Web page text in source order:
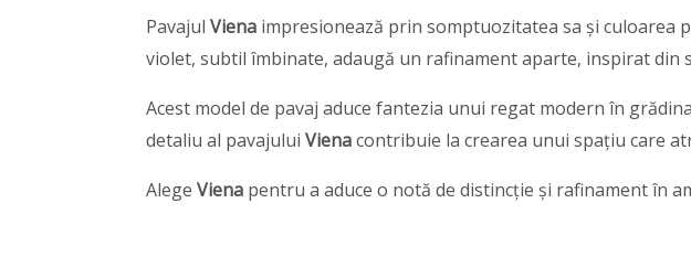
Pavajul Viena impresionează prin somptuozitatea sa și culoarea
violet, subtil îmbinate, adaugă un rafinament aparte, inspirat
Acest model de pavaj aduce fantezia unui regat modern în
detaliu al pavajului Vienacontribuie la crearea unui spațiu care
Alege Viena pentru a aduce o notă de distincție și rafinament în